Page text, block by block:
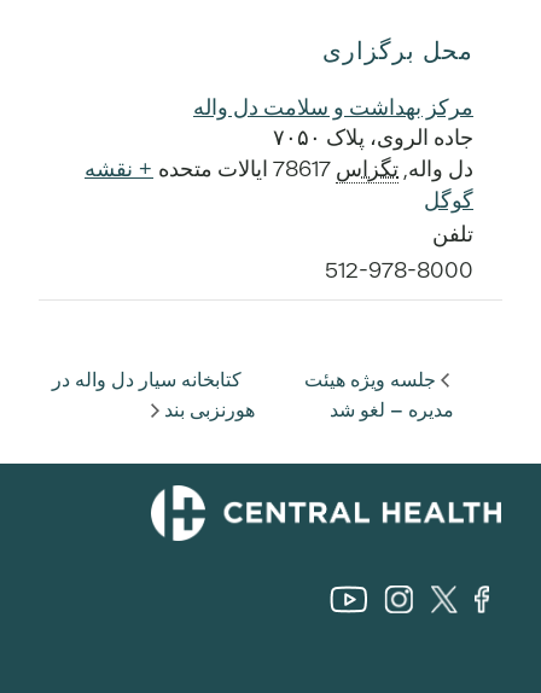
محل برگزاری
مرکز بهداشت و سلامت دل واله
جاده الروی، پلاک ۷۰۵۰
دل واله, تگزاس 78617 ایالات متحده + نقشه
گوگل
تلفن
512-978-8000
جلسه ویژه هیئت
مدیره – لغو شد
کتابخانه سیار دل واله در
هورنزبی بند